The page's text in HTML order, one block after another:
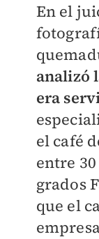
En el
analizó
era
el café
entre
grados
que el